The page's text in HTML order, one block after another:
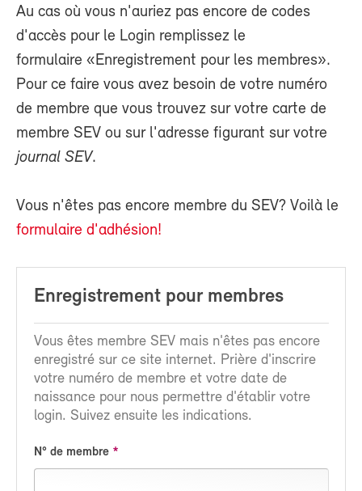
Au cas où vous n'auriez pas encore de codes
d'accès pour le Login remplissez le
formulaire «Enregistrement pour les membres».
Pour ce faire vous avez besoin de votre numéro
de membre que vous trouvez sur votre carte de
membre SEV ou sur l'adresse figurant sur votre
journal SEV.
Vous n'êtes pas encore membre du SEV? Voilà le
formulaire d'adhésion!
Enregistrement pour membres
Vous êtes membre SEV mais n'êtes pas encore
enregistré sur ce site internet. Prière d'inscrire
votre numéro de membre et votre date de
naissance pour nous permettre d'établir votre
login. Suivez ensuite les indications.
N° de membre